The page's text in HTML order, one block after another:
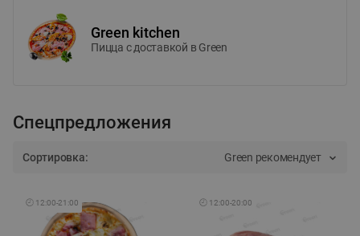
Green kitchen
Пицца c доставкой в Green
Спецпредложения
Сортировка: Green рекомендует
🕘 12:00-21:00 🕘 12:00-20:00